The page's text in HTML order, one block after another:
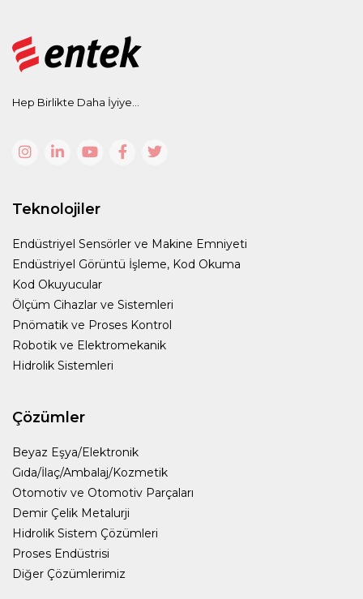
Hep Birlikte Daha İyiye...
Teknolojiler
Endüstriyel Sensörler ve Makine Emniyeti
Endüstriyel Görüntü İşleme, Kod Okuma
Kod Okuyucular
Ölçüm Cihazlar ve Sistemleri
Pnömatik ve Proses Kontrol
Robotik ve Elektromekanik
Hidrolik Sistemleri
Çözümler
Beyaz Eşya/Elektronik
Gıda/İlaç/Ambalaj/Kozmetik
Otomotiv ve Otomotiv Parçaları
Demir Çelik Metalurji
Hidrolik Sistem Çözümleri
Proses Endüstrisi
Diğer Çözümlerimiz